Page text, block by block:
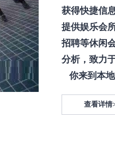
获得快捷信
提供娱乐会
招聘等休闲
分析，致力
你来到本
查看详情